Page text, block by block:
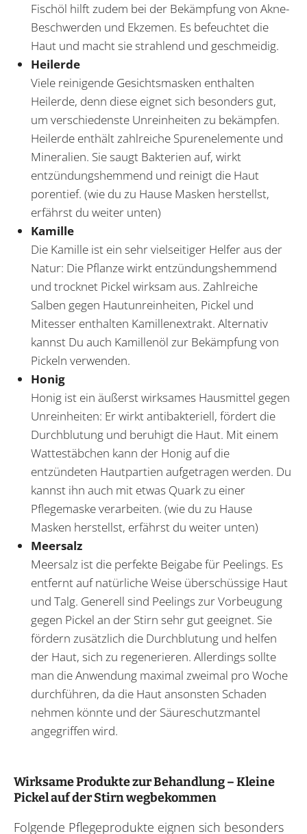
Fischöl hilft zudem bei der Bekämpfung von Akne-
Beschwerden und Ekzemen. Es befeuchtet die
Haut und macht sie strahlend und geschmeidig.
Heilerde
Viele reinigende Gesichtsmasken enthalten
Heilerde, denn diese eignet sich besonders gut,
um verschiedenste Unreinheiten zu bekämpfen.
Heilerde enthält zahlreiche Spurenelemente und
Mineralien. Sie saugt Bakterien auf, wirkt
entzündungshemmend und reinigt die Haut
porentief. (wie du zu Hause Masken herstellst,
erfährst du weiter unten)
Kamille
Die Kamille ist ein sehr vielseitiger Helfer aus der
Natur: Die Pflanze wirkt entzündungshemmend
und trocknet Pickel wirksam aus. Zahlreiche
Salben gegen Hautunreinheiten, Pickel und
Mitesser enthalten Kamillenextrakt. Alternativ
kannst Du auch Kamillenöl zur Bekämpfung von
Pickeln verwenden.
Honig
Honig ist ein äußerst wirksames Hausmittel gegen
Unreinheiten: Er wirkt antibakteriell, fördert die
Durchblutung und beruhigt die Haut. Mit einem
Wattestäbchen kann der Honig auf die
entzündeten Hautpartien aufgetragen werden. Du
kannst ihn auch mit etwas Quark zu einer
Pflegemaske verarbeiten. (wie du zu Hause
Masken herstellst, erfährst du weiter unten)
Meersalz
Meersalz ist die perfekte Beigabe für Peelings. Es
entfernt auf natürliche Weise überschüssige Haut
und Talg. Generell sind Peelings zur Vorbeugung
gegen Pickel an der Stirn sehr gut geeignet. Sie
fördern zusätzlich die Durchblutung und helfen
der Haut, sich zu regenerieren. Allerdings sollte
man die Anwendung maximal zweimal pro Woche
durchführen, da die Haut ansonsten Schaden
nehmen könnte und der Säureschutzmantel
angegriffen wird.
Wirksame Produkte zur Behandlung – Kleine
Pickel auf der Stirn wegbekommen
Folgende Pflegeprodukte eignen sich besonders